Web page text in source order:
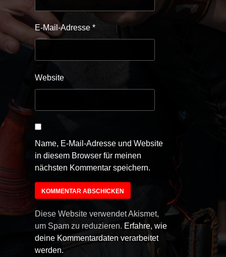
E-Mail-Adresse *
Website
Name, E-Mail-Adresse und Website
in diesem Browser für meinen
nächsten Kommentar speichern.
Diese Website verwendet Akismet,
um Spam zu reduzieren. Erfahre, wie
deine Kommentardaten verarbeitet
werden.